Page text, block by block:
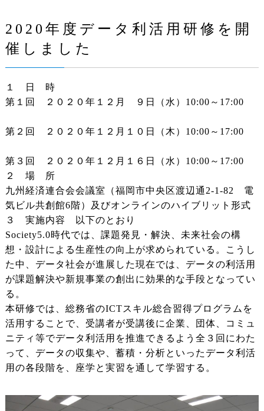
2020年度データ利活用研修を開
催しました
１ 日 時
第１回 ２０２０年１２月 ９日（水）10:00～17:00
第２回 ２０２０年１２月１０日（木）10:00～17:00
第３回 ２０２０年１２月１６日（水）10:00～17:00
２ 場 所
九州経済連合会会議室（福岡市中央区渡辺通2-1-82 電
気ビル共創館6階）及びオンラインのハイブリット形式
３ 実施内容 以下のとおり
Society5.0時代では、課題発見・解決、未来社会の構
想・設計による生産性の向上が求められている。こうし
た中、データ社会が進展した現在では、データの利活用
が課題解決や新規事業の創出に効果的な手段となってい
る。
本研修では、総務省のICTスキル総合習得プログラムを
活用することで、受講者が受講後に企業、団体、コミュ
ニティ等でデータ利活用を推進できるよう全３回にわた
って、データの収集や、蓄積・分析といったデータ利活
用の各段階を、座学と実習を通して学習する。